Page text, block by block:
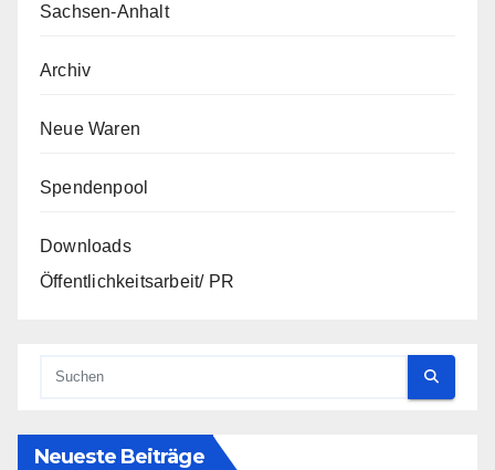
Sachsen-Anhalt
Archiv
Neue Waren
Spendenpool
Downloads
Öffentlichkeitsarbeit/ PR
Neueste Beiträge